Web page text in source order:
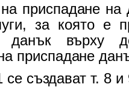
приспадане
за която е
данък върху
приспадане
се създават т. 8 и